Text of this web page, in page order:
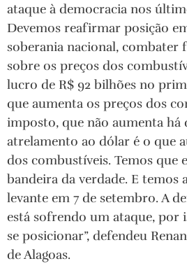
ataque à democracia nos
Devemos reafirmar posição
soberania nacional, combater
sobre os preços dos
lucro de R$ 92 bilhões no
que aumenta os preços dos
imposto, que não aumenta há
atrelamento ao dólar é o que
dos combustíveis. Temos que
bandeira da verdade. E temos
levante em 7 de setembro. A
está sofrendo um ataque, por
se posicionar”, defendeu
de Alagoas.